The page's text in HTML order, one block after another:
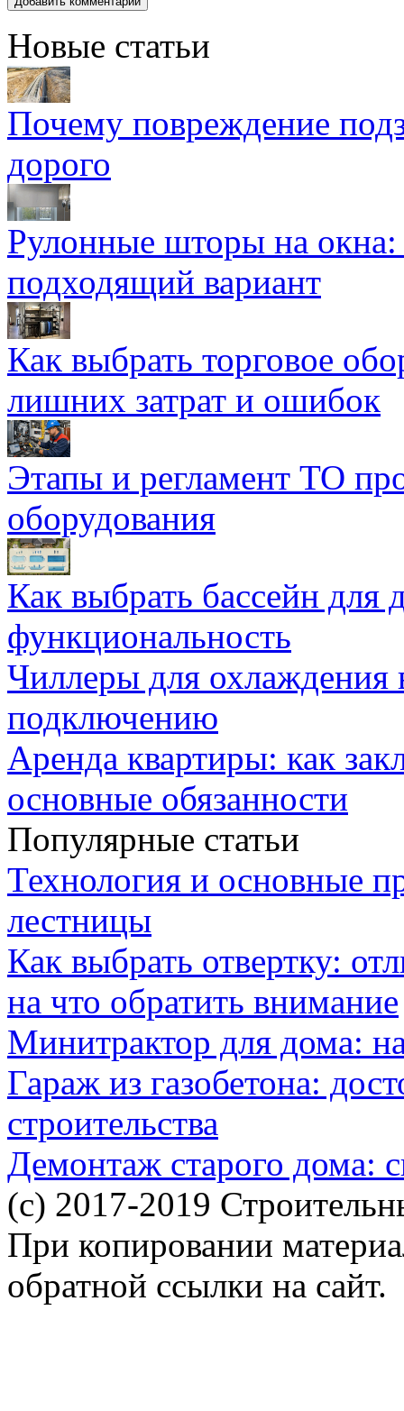
Новые статьи
Почему повреждение
дорого
Рулонные шторы на
подходящий вариант
Как выбрать торговое
лишних затрат и ошибок
Этапы и регламент ТО
оборудования
Как выбрать бассейн для
функциональность
Чиллеры для охлаждения
подключению
Аренда квартиры: как
основные обязанности
Популярные статьи
Технология и основные
лестницы
Как выбрать отвертку:
на что обратить внимание
Минитрактор для дома:
Гараж из газобетона:
строительства
Демонтаж старого дома:
(c) 2017-2019
При копировании
обратной ссылки на сайт.